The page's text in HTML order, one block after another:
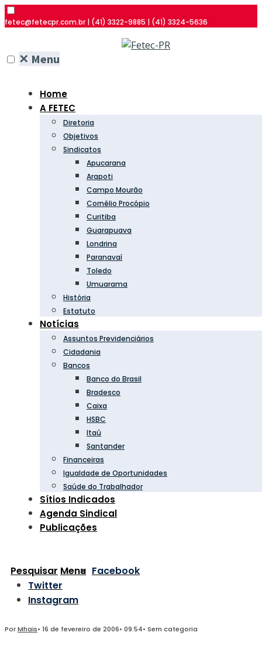
fetec@fetecpr.com.br | (41) 3322-9885 | (41) 3324-5636
✕ Menu
Home
A FETEC
Diretoria
Objetivos
Sindicatos
Apucarana
Arapoti
Campo Mourão
Cornélio Procópio
Curitiba
Guarapuava
Londrina
Paranavaí
Toledo
Umuarama
História
Estatuto
Notícias
Assuntos Previdenciários
Cidadania
Bancos
Banco do Brasil
Bradesco
Caixa
HSBC
Itaú
Santander
Financeiras
Igualdade de Oportunidades
Saúde do Trabalhador
Sítios Indicados
Agenda Sindical
Publicações
Pesquisar Menu Facebook
Twitter
Instagram
PorMhais• 16 de fevereiro de 2006• 09:54• Sem categoria